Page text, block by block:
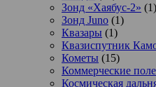
Зонд «Хаябус-2» (1)
Зонд Juno (1)
Квазары (1)
Квазиспутник
Кометы (15)
Коммерческие
Космическая